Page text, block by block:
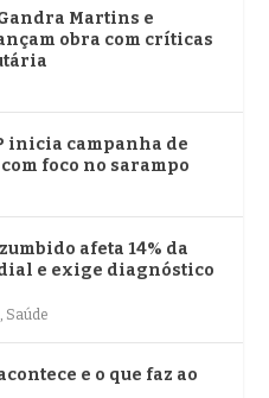
Martins e
obra com críticas
inicia campanha de
foco no sarampo
afeta 14% da
e exige diagnóstico
, Saúde
e o que faz ao